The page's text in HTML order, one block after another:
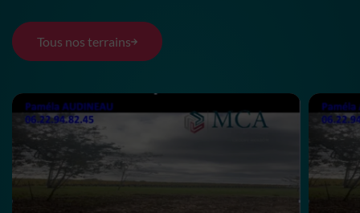
Tous nos terrains